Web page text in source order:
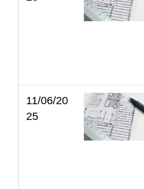
11/06/20
25